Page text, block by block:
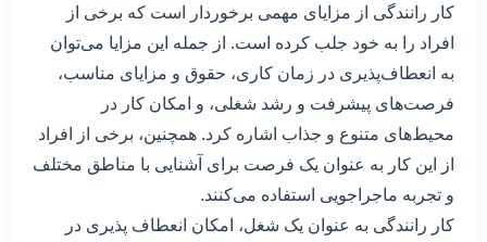
کار رانندگی از مزایای مهمی برخوردار است که برخی از
افراد را به خود جلب کرده است. از جمله این مزایا می‌توان
به انعطاف‌پذیری در زمان کاری، حقوق و مزایای مناسب،
فرصت‌های پیشرفت و رشد شغلی، و امکان کار در
محیط‌های متنوع و جذاب اشاره کرد. همچنین، برخی از افراد
از این کار به عنوان یک فرصت برای آشنایی با مناطق مختلف
و تجربه ماجراجویی استفاده می‌کنند.
کار رانندگی به عنوان یک شغل، امکان انعطاف پذیری در